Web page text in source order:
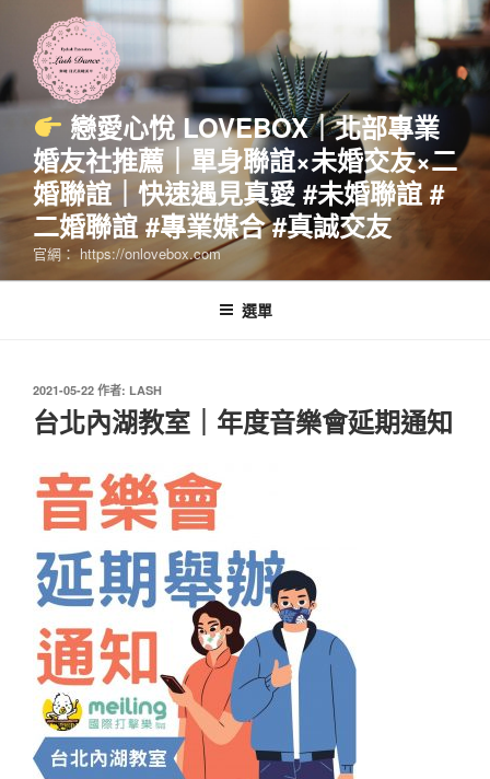
要
戀愛心悅 LOVEBOX｜北部專業
婚友社推薦｜單身聯誼×未婚交友×二
婚聯誼｜快速遇見真愛 #未婚聯誼 #
二婚聯誼 #專業媒合 #真誠交友
官網： https://onlovebox.com
選單
發
佈
於
2021-05-22 作者: LASH
台北內湖教室｜年度音樂會延期通知